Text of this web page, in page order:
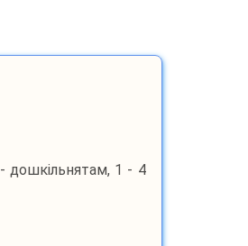
- дошкільнятам, 1 - 4